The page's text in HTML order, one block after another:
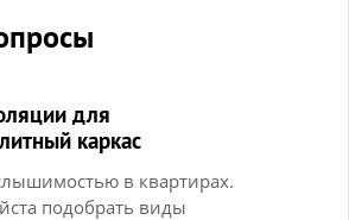
для
каркас
в квартирах.
подобрать виды